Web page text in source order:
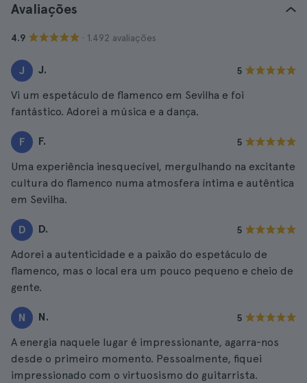
Avaliações
4.9 · 1.492 avaliações
J J. 5
Vi um espetáculo de flamenco em Sevilha e foi
fantástico. Adorei a música e a dança.
F F. 5
Uma experiência inesquecível, mergulhando na excitante
cultura do flamenco numa atmosfera íntima e autêntica
em Sevilha.
D D. 5
Adorei a autenticidade e a paixão do espetáculo de
flamenco, mas o local era um pouco pequeno e cheio de
gente.
N N. 5
A energia naquele lugar é impressionante, agarra-nos
desde o primeiro momento. Pessoalmente, fiquei
impressionado com o virtuosismo do guitarrista.